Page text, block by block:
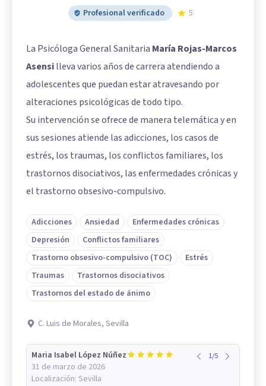
Profesional verificado 5
La Psicóloga General Sanitaria María Rojas-Marcos
Asensilleva varios años de carrera atendiendo a
adolescentes que puedan estar atravesando por
alteraciones psicológicas de todo tipo.
Su intervención se ofrece de manera telemática y en
sus sesiones atiende las adicciones, los casos de
estrés, los traumas, los conflictos familiares, los
trastornos disociativos, las enfermedades crónicas y
el trastorno obsesivo-compulsivo.
Adicciones Ansiedad
Enfermedades crónicas
Depresión
Conflictos familiares
Trastorno obsesivo-compulsivo (TOC)
Estrés
Traumas
Trastornos disociativos
Trastornos del estado de ánimo
C. Luis de Morales, Sevilla
Maria Isabel López Núñez
31 de marzo de 2026
Localización: Sevilla
1/5